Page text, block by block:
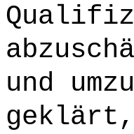
und